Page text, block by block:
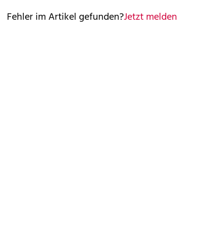
Fehler im Artikel gefunden?Jetzt melden